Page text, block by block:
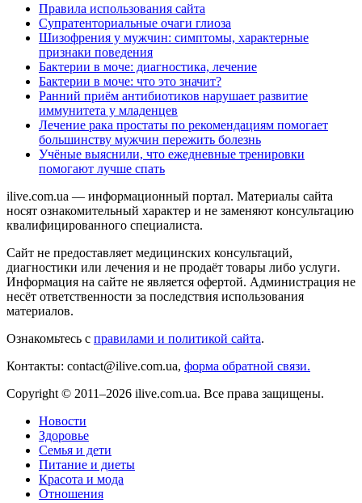
Правила использования сайта
Супратенториальные очаги глиоза
Шизофрения у мужчин: симптомы, характерные
признаки поведения
Бактерии в моче: диагностика, лечение
Бактерии в моче: что это значит?
Ранний приём антибиотиков нарушает развитие
иммунитета у младенцев
Лечение рака простаты по рекомендациям помогает
большинству мужчин пережить болезнь
Учёные выяснили, что ежедневные тренировки
помогают лучше спать
ilive.com.ua — информационный портал. Материалы сайта
носят ознакомительный характер и не заменяют консультацию
квалифицированного специалиста.
Сайт не предоставляет медицинских консультаций,
диагностики или лечения и не продаёт товары либо услуги.
Информация на сайте не является офертой. Администрация не
несёт ответственности за последствия использования
материалов.
Ознакомьтесь с правилами и политикой сайта.
Контакты: contact@ilive.com.ua, форма обратной связи.
Copyright © 2011–2026 ilive.com.ua. Все права защищены.
Новости
Здоровье
Семья и дети
Питание и диеты
Красота и мода
Отношения